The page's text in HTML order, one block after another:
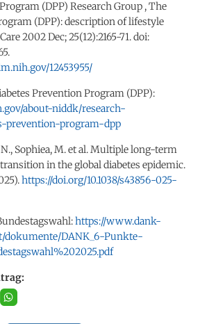
(DPP) Research Group , The
(DPP): description of lifestyle
2002 Dec; 25(12):2165-71. doi:
12453955/
Prevention Program (DPP):
about-niddk/research-
prevention-program-dpp
N., Sophiea, M. et al. Multiple long-term
in the global diabetes epidemic.
https://doi.org/10.1038/s43856-025-
https://www.dank-
dokumente/DANK_6-Punkte-